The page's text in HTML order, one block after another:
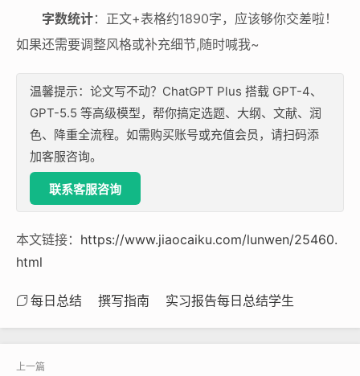
字数统计：正文+表格约1890字，应该够你交差啦！
如果还需要调整风格或补充细节,随时喊我~
温馨提示：论文写不动？ChatGPT Plus 搭载 GPT-4、
GPT-5.5 等高级模型，帮你搞定选题、大纲、文献、润
色、降重全流程。如需购买账号或充值会员，请扫码添
加客服咨询。
联系客服咨询
本文链接： https://www.jiaocaiku.com/lunwen/25460.
html
每日总结 撰写指南 实习报告每日总结学生